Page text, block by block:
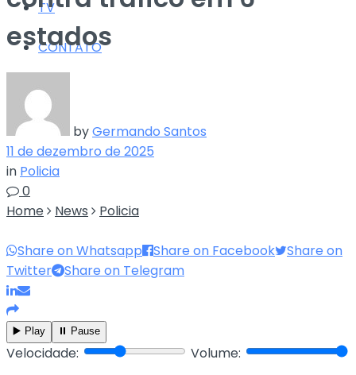
TV
CONTATO
estados
byGermando Santos
11 de dezembro de 2025
in Policia
0
Home
News Policia
Share on Whatsapp Share on Facebook
Share on
Twitter
Share on Telegram
▶️ Play ⏸️ Pause
Velocidade: Volume: